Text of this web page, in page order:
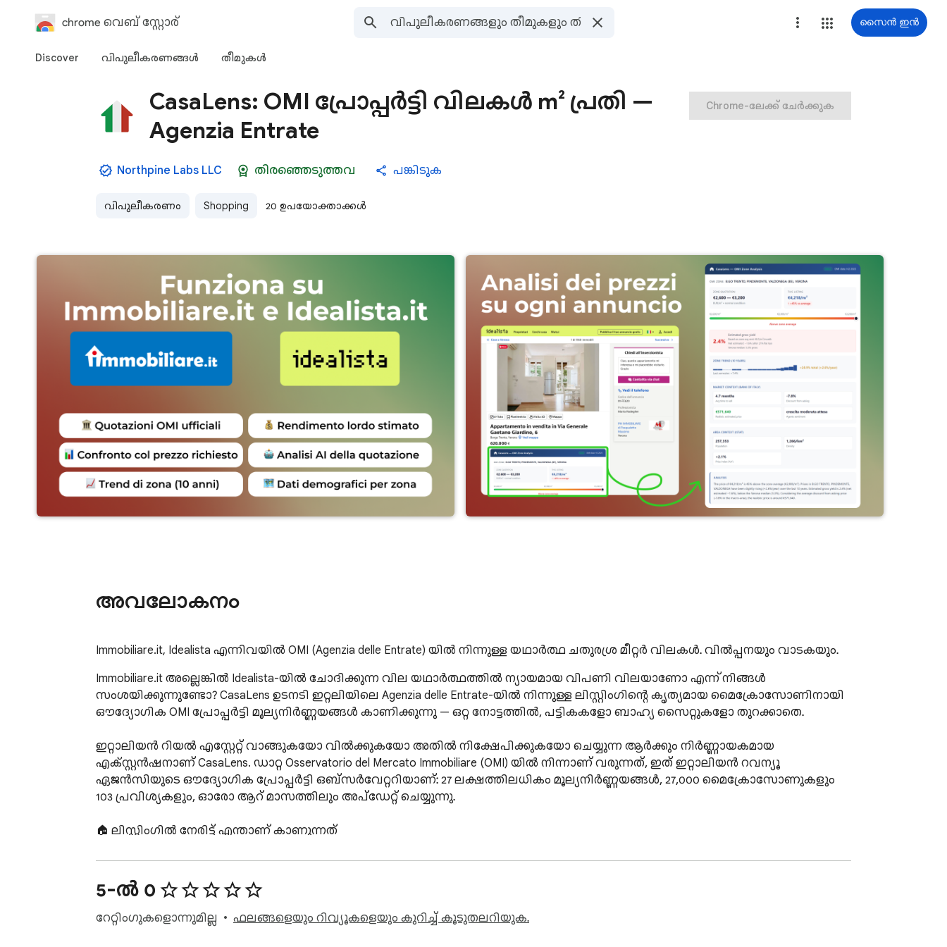
chrome വെബ് സ്റ്റോര്‍ സൈൻ ഇൻ
Discover വിപുലീകരണങ്ങള്‍ തീമുകള്‍‌
CasaLens: OMI പ്രോപ്പർട്ടി വിലകൾ m² പ്രതി —
Agenzia Entrate
Northpine Labs LLC തിരഞ്ഞെടുത്തവ പങ്കിടുക
വിപുലീകരണം Shopping 20 ഉപയോക്താക്കൾ
Chrome-ലേക്ക് ചേർക്കുക
അവലോകനം
Immobiliare.it, Idealista എന്നിവയിൽ OMI (Agenzia delle Entrate) യിൽ നിന്നുള്ള യഥാർത്ഥ ചതുരശ്ര മീറ്റർ വിലകൾ. വിൽപ്പനയും വാടകയും.
Immobiliare.it അല്ലെങ്കിൽ Idealista-യിൽ ചോദിക്കുന്ന വില യഥാർത്ഥത്തിൽ ന്യായമായ വിപണി വിലയാണോ എന്ന് നിങ്ങൾ
സംശയിക്കുന്നുണ്ടോ? CasaLens ഉടനടി ഇറ്റലിയിലെ Agenzia delle Entrate-യിൽ നിന്നുള്ള ലിസ്റ്റിംഗിന്റെ കൃത്യമായ മൈക്രോസോണിനായി
ഔദ്യോഗിക OMI പ്രോപ്പർട്ടി മൂല്യനിർണ്ണയങ്ങൾ കാണിക്കുന്നു — ഒറ്റ നോട്ടത്തിൽ, പട്ടികകളോ ബാഹ്യ സൈറ്റുകളോ തുറക്കാതെ.
ഇറ്റാലിയൻ റിയൽ എസ്റ്റേറ്റ് വാങ്ങുകയോ വിൽക്കുകയോ അതിൽ നിക്ഷേപിക്കുകയോ ചെയ്യുന്ന ആർക്കും നിർണ്ണായകമായ
എക്സ്റ്റൻഷനാണ് CasaLens. ഡാറ്റ Osservatorio del Mercato Immobiliare (OMI) യിൽ നിന്നാണ് വരുന്നത്, ഇത് ഇറ്റാലിയൻ റവന്യൂ
ഏജൻസിയുടെ ഔദ്യോഗിക പ്രോപ്പർട്ടി ഒബ്സർവേറ്ററിയാണ്: 27 ലക്ഷത്തിലധികം മൂല്യനിർണ്ണയങ്ങൾ, 27,000 മൈക്രോസോണുകളും
103 പ്രവിശ്യകളും, ഓരോ ആറ് മാസത്തിലും അപ്ഡേറ്റ് ചെയ്യുന്നു.
🏠 ലിസ്റ്റിംഗിൽ നേരിട്ട് എന്താണ് കാണുന്നത്
✅ പ്രോപ്പർട്ടിയുടെ കൃത്യമായ മൈക്രോസോണിനായുള്ള യഥാർത്ഥ ചതുരശ്ര മീറ്റർ മൂല്യം (കുറഞ്ഞത്, ശരാശരി, പരമാവധി) —
പൊതുവായ നഗരവ്യാപക ശരാശരിയല്ല.
✅ ഓട്ടോമാറ്റിക് താരതമ്യം: ചോദിച്ച വില വിപണിയുമായി പൊരുത്തപ്പെടുന്നുണ്ടോ, താഴെയോ മുകളിലോ? CasaLens ഒറ്റ നോട്ടത്തിൽ
5-ൽ 0
റേറ്റിംഗുകളൊന്നുമില്ല ഫലങ്ങളെയും റിവ്യൂകളെയും കുറിച്ച് കൂടുതലറിയുക.